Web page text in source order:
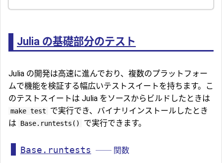
Julia の基礎部分のテスト
Julia の開発は高速に進んでおり、複数のプラットフォー
ムで機能を検証する幅広いテストスイートを持ちます。こ
のテストスイートは Julia をソースからビルドしたときは
make test
で実行でき、バイナリインストールしたとき
は
Base.runtests() で実行できます。
Base.runtests ── 関数